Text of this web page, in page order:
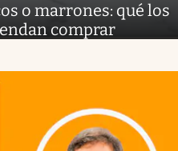
o marrones: qué los
comprar